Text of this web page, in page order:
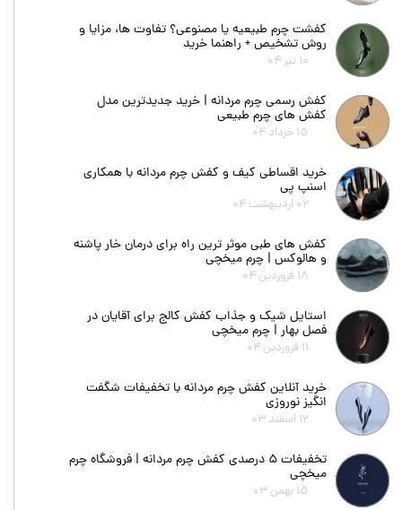
کفشت چرم طبیعیه یا مصنوعی؟ تفاوت ها، مزایا و
روش تشخیص + راهنما خرید
۱۰ تیر ۰۴
کفش رسمی چرم مردانه | خرید جدیدترین مدل
کفش های چرم طبیعی
۱۵ خرداد ۰۴
خرید اقساطی کیف و کفش چرم مردانه با همکاری
اسنپ پی
۰۲ اردیبهشت ۰۴
کفش های طبی موثر ترین راه برای درمان خار پاشنه
و هالوکس | چرم میخچی
۱۸ فروردین ۰۴
استایل شیک و جذاب کفش کالج برای آقایان در
فصل بهار | چرم میخچی
۱۱ فروردین ۰۴
خرید آنلاین کفش چرم مردانه با تخفیفات شگفت
انگیز نوروزی
۱۲ اسفند ۰۳
تخفیفات ۵ درصدی کفش چرم مردانه | فروشگاه چرم
میخچی
۱۵ بهمن ۰۳